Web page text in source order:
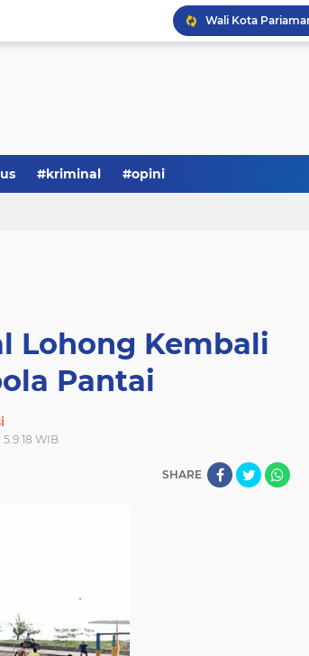
#kriminal #opini
Lohong Kembali
Pantai
WIB
SHARE